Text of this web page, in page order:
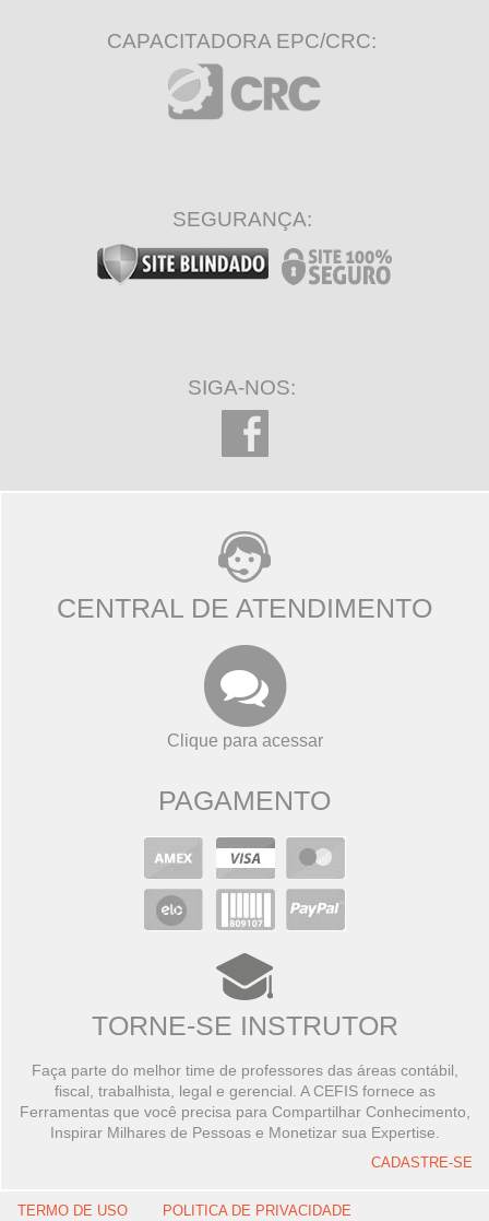
CAPACITADORA EPC/CRC:
SEGURANÇA:
SIGA-NOS:
CENTRAL DE ATENDIMENTO
Clique para acessar
PAGAMENTO
TORNE-SE INSTRUTOR
Faça parte do melhor time de professores das áreas contábil,
fiscal, trabalhista, legal e gerencial. A CEFIS fornece as
Ferramentas que você precisa para Compartilhar Conhecimento,
Inspirar Milhares de Pessoas e Monetizar sua Expertise.
CADASTRE-SE
TERMO DE USO POLITICA DE PRIVACIDADE